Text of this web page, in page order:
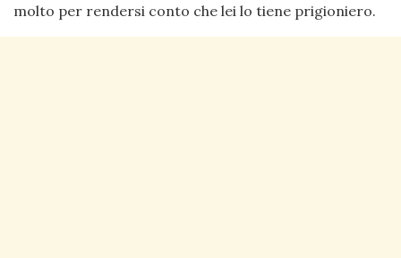
molto per rendersi conto che lei lo tiene prigioniero.